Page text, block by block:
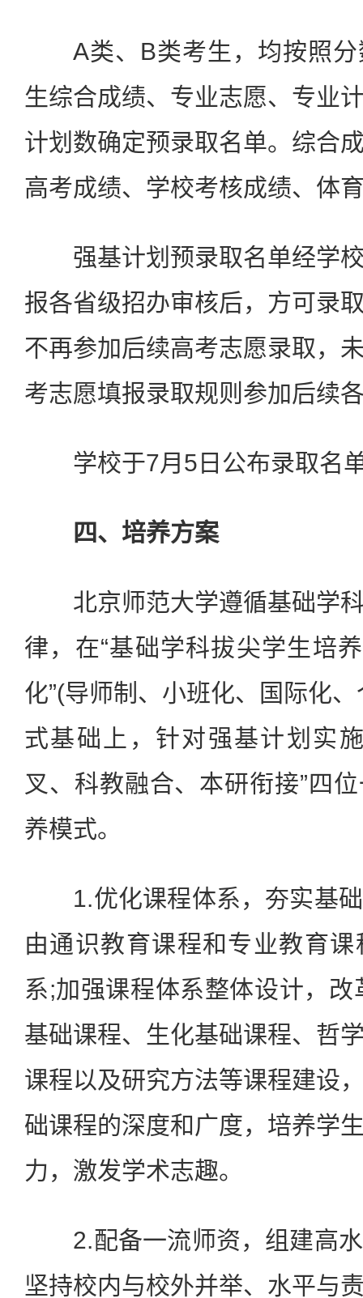
A类、B类考生，均按照分
生综合成绩、专业志愿、专业
计划数确定预录取名单。综合
高考成绩、学校考核成绩、体
强基计划预录取名单经学校
报各省级招办审核后，方可录
不再参加后续高考志愿录取，
考志愿填报录取规则参加后续
学校于7月5日公布录取名
四、培养方案
北京师范大学遵循基础学科
律，在“基础学科拔尖学生培
化”(导师制、小班化、国际化
式基础上，针对强基计划实
叉、科教融合、本研衔接”四
养模式。
1.优化课程体系，夯实基础
由通识教育课程和专业教育
系;加强课程体系整体设计，
基础课程、生化基础课程、哲
课程以及研究方法等课程建设
础课程的深度和广度，培养学
力，激发学术志趣。
2.配备一流师资，组建高水
坚持校内与校外并举、水平与